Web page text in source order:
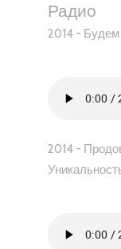
Радио
2014 - Будем
2014 -